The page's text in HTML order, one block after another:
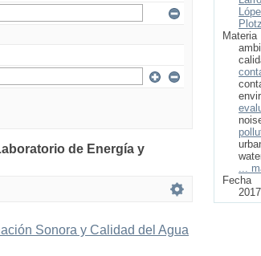
de Energía y
Sonora y Calidad del Agua
Materia
...
Fecha